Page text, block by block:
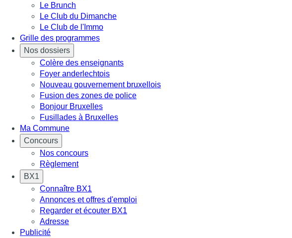
Le Brunch
Le Club du Dimanche
Le Club de l'Immo
Grille des programmes
Nos dossiers
Colère des enseignants
Foyer anderlechtois
Nouveau gouvernement bruxellois
Fusion des zones de police
Bonjour Bruxelles
Fusillades à Bruxelles
Ma Commune
Concours
Nos concours
Règlement
BX1
Connaître BX1
Annonces et offres d'emploi
Regarder et écouter BX1
Adresse
Publicité